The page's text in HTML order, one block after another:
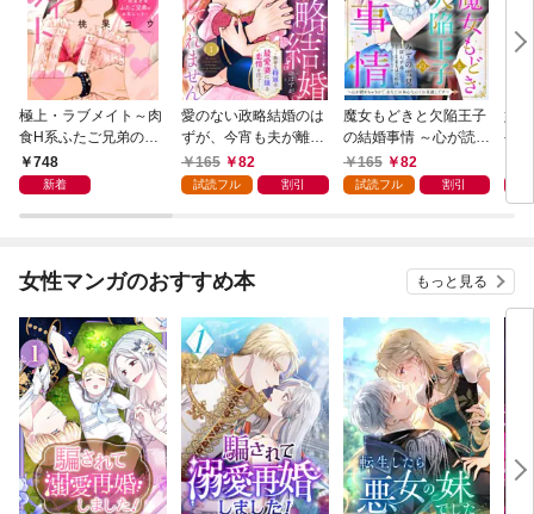
極上・ラブメイト～肉
食H系ふたご兄弟のお
気にいり～
748
新着
愛のない政略結婚のは
ずが、今宵も夫が離し
てくれません～無骨な
将軍は最愛妻に滾る恋
165 82
試読フル 割引
魔女もどきと欠陥王子
の結婚事情 ～心が読め
ちゃうので、あなたの
本心なんてお見通しで
165 82
試読フル 割引
婚
や
た
女性マンガのおすすめ本 もっと見る